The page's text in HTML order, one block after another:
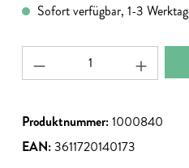
Sofort verfügbar, 1-3
Produkt Anzahl:
Produktnummer:1000840
EAN:3611720140173